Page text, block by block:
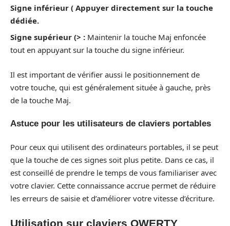
Signe inférieur ( Appuyer directement sur la touche
dédiée.
Signe supérieur (> : Maintenir la touche Maj enfoncée
tout en appuyant sur la touche du signe inférieur.
Il est important de vérifier aussi le positionnement de
votre touche, qui est généralement située à gauche, près
de la touche Maj.
Astuce pour les utilisateurs de claviers portables
Pour ceux qui utilisent des ordinateurs portables, il se peut
que la touche de ces signes soit plus petite. Dans ce cas, il
est conseillé de prendre le temps de vous familiariser avec
votre clavier. Cette connaissance accrue permet de réduire
les erreurs de saisie et d’améliorer votre vitesse d’écriture.
Utilisation sur claviers QWERTY